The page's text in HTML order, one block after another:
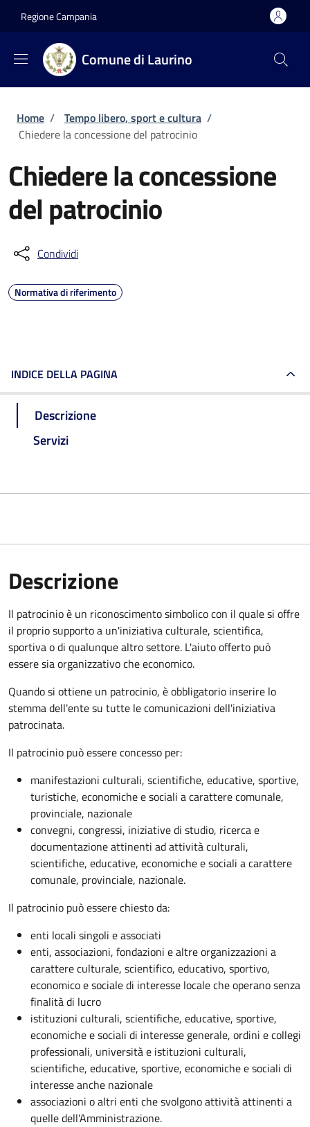
Regione Campania
Comune di Laurino
Briciole di pane
Home / Tempo libero, sport e cultura /
Chiedere la concessione del patrocinio
Chiedere la concessione
del patrocinio
Condividi
Normativa di riferimento
INDICE DELLA PAGINA
Descrizione
Servizi
Descrizione
Il patrocinio è un riconoscimento simbolico con il quale si offre
il proprio supporto a un'iniziativa culturale, scientifica,
sportiva o di qualunque altro settore. L'aiuto offerto può
essere sia organizzativo che economico.
Quando si ottiene un patrocinio, è obbligatorio inserire lo
stemma dell'ente su tutte le comunicazioni dell'iniziativa
patrocinata.
Il patrocinio può essere concesso per:
manifestazioni culturali, scientifiche, educative, sportive,
turistiche, economiche e sociali a carattere comunale,
provinciale, nazionale
convegni, congressi, iniziative di studio, ricerca e
documentazione attinenti ad attività culturali,
scientifiche, educative, economiche e sociali a carattere
comunale, provinciale, nazionale.
Il patrocinio può essere chiesto da:
enti locali singoli e associati
enti, associazioni, fondazioni e altre organizzazioni a
carattere culturale, scientifico, educativo, sportivo,
economico e sociale di interesse locale che operano senza
finalità di lucro
istituzioni culturali, scientifiche, educative, sportive,
economiche e sociali di interesse generale, ordini e collegi
professionali, università e istituzioni culturali,
scientifiche, educative, sportive, economiche e sociali di
interesse anche nazionale
associazioni o altri enti che svolgono attività attinenti a
quelle dell'Amministrazione.